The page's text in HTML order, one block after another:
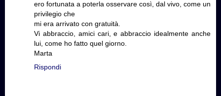
ero fortunata a poterla osservare così, dal vivo, come un
privilegio che
mi era arrivato con gratuità.
Vi abbraccio, amici cari, e abbraccio idealmente anche
lui, come ho fatto quel giorno.
Marta
Rispondi